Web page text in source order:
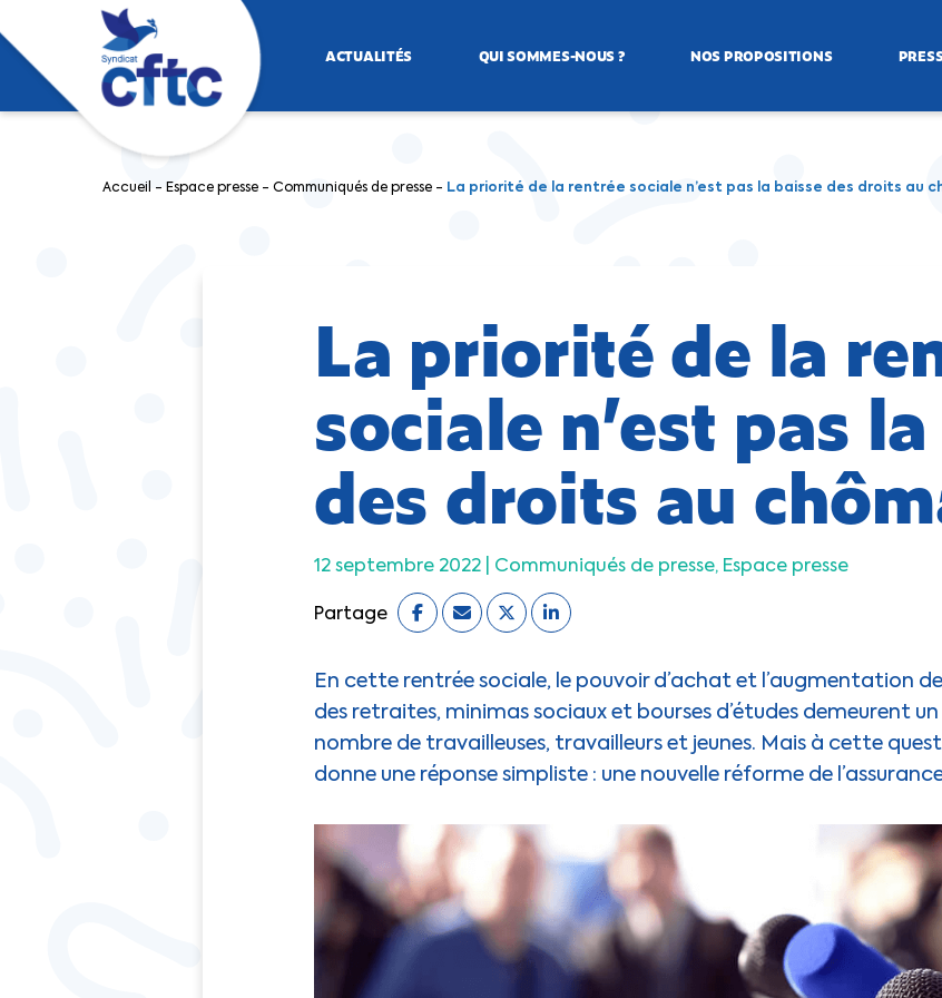
ACTUALITÉS QUI SOMMES-NOUS ? NOS PROPOSITIONS
Accueil - Espace presse - Communiqués de presse - La priorité de la rentrée sociale n’est pas la baisse des droits au
La priorité de la
sociale n’est pas
des droits au
12 septembre 2022 | Communiqués de presse Espace presse
Partage
En cette rentrée sociale, le pouvoir d’achat et l’augmentation
des retraites, minimas sociaux et bourses d’études demeurent
nombre de travailleuses, travailleurs et jeunes. Mais à cette
donne une réponse simpliste : une nouvelle réforme de